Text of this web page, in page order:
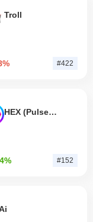
Troll
#422
HEX (Pulsechain)
#152